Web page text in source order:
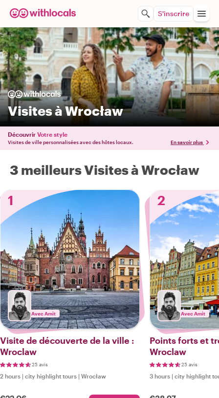
S'inscrire
Visites à Wrocław
Découvrir Votre style
Visites de ville personnalisées avec des hôtes locaux. En savoir plus
3 meilleurs Visites à Wrocław
1
Avec Amit
Visite de découverte de la ville :
Wroclaw
25 avis
2 hours | city highlight tours | Wrocław
2
Avec Amit
Points forts et
Wroclaw
25 avis
3 hours | city highlight